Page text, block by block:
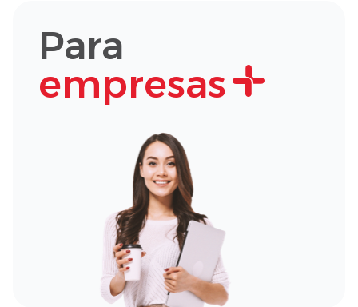
Para
empresas